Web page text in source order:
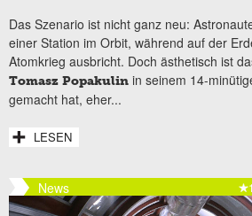
Das Szenario ist nicht ganz neu:
einer Station im Orbit, während auf der
Atomkrieg ausbricht. Doch ästhetisch ist
Tomasz Popakulin in seinem 14-
gemacht hat, eher...
LESEN
News